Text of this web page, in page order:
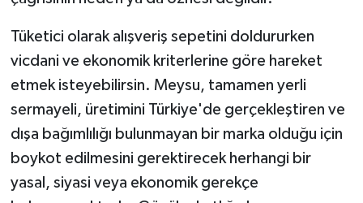
Tüketici olarak alışveriş sepetini doldururken
vicdani ve ekonomik kriterlerine göre hareket
etmek isteyebilirsin. Meysu, tamamen yerli
sermayeli, üretimini Türkiye'de gerçekleştiren ve
dışa bağımlılığı bulunmayan bir marka olduğu için
boykot edilmesini gerektirecek herhangi bir
yasal, siyasi veya ekonomik gerekçe